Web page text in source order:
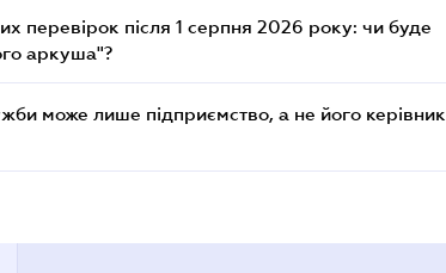
перевірок після 1 серпня 2026 року: чи буде
аркуша"?
може лише підприємство, а не його керівник